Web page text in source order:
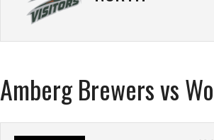
Amberg Brewers vs